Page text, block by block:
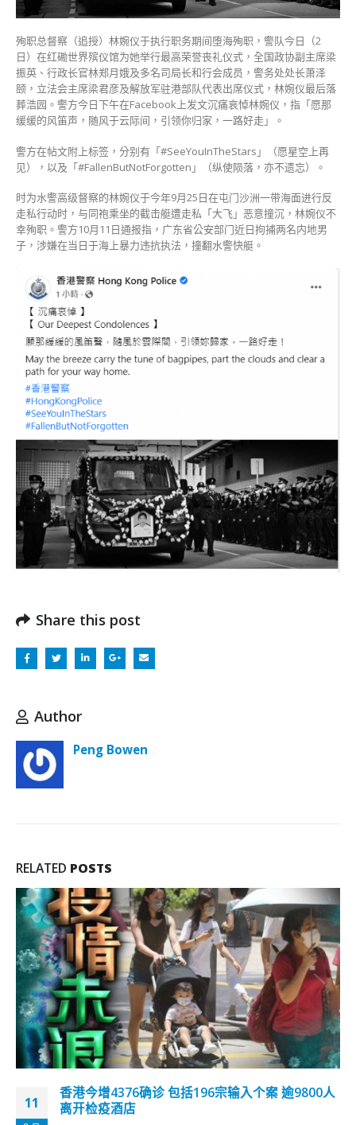
方：
风
笛
声
引
领
你
家〉
中
殉职总督察（追授）林婉仪于执行职务期间堕海殉职，警队今日（2
日）在红磡世界殡仪馆为她举行最高荣誉丧礼仪式，全国政协副主席梁
振英、行政长官林郑月娥及多名司局长和行会成员，警务处处长萧泽
颐，立法会主席梁君彦及解放军驻港部队代表出席仪式，林婉仪最后落
葬浩园。警方今日下午在Facebook上发文沉痛哀悼林婉仪，指「愿那
缓缓的风笛声，随风于云际间，引领你归家，一路好走」。
警方在帖文附上标签，分别有「#SeeYouInTheStars」（愿星空上再
见），以及「#FallenButNotForgotten」（纵使陨落，亦不遗忘）。
时为水警高级督察的林婉仪于今年9月25日在屯门沙洲一带海面进行反
走私行动时，与同袍乘坐的截击艇遭走私「大飞」恶意撞沉，林婉仪不
幸殉职。警方10月11日通报指，广东省公安部门近日拘捕两名内地男
子，涉嫌在当日于海上暴力违抗执法，撞翻水警快艇。
Share this post
Author
Peng Bowen
RELATED POSTS
24
许正宇完成居家隔离今重回办公室工作
因出席港区全国人大代表洪为民1月3日晚举行的过百人生日宴